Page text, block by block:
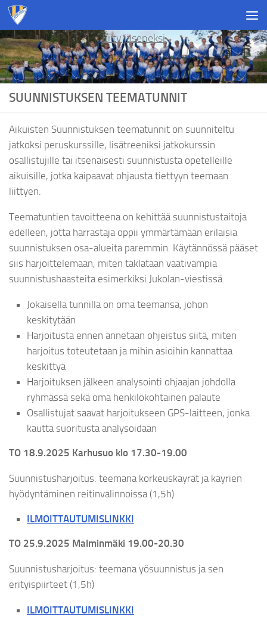
Skip to content
Liity jäseneksi
SUUNNISTUKSEN TEEMATUNNIT
Aikuisten Suunnistuksen teematunnit on suunniteltu
jatkoksi peruskurssille, lisätreeniksi jatkokurssin
osallistujille tai itsenäisesti suunnistusta opetelleille
aikuisille, jotka kaipaavat ohjausta tiettyyn teemaan
liittyen.
Teematuntien tavoitteena on kehittää suunnistustaitoja
edelleen, jotta harrastaja oppii ymmärtämään erilaisia
suunnistuksen osa-alueita paremmin. Käytännössä pääset
siis harjoittelemaan, miten taklataan vaativampia
suunnistushaasteita esimerkiksi Jukolan-viestissä.
Jokaisella tunnilla on oma teemansa, johon
keskitytään
Harjoitusta ennen annetaan ohjeistus siitä, miten
harjoitus toteutetaan ja mihin asioihin kannattaa
keskittyä
Harjoituksen jälkeen analysointi ohjaajan johdolla
ryhmässä sekä oma henkilökohtainen palaute
Osallistujat saavat harjoitukseen GPS-laitteen, jonka
kautta suoritusta analysoidaan
TO 18.9.2025 Karhusuo klo 17.30-19.00
Suunnistusharjoitus: teemana korkeuskäyrät ja käyrien
hyödyntäminen reitinvalinnoissa (1,5h)
ILMOITTAUTUMISLINKKI
TO 25.9.2025 Malminmäki 19.00-20.30
Suunnistusharjoitus: teemana yösuunnistus ja sen
erityispiirteet (1,5h)
ILMOITTAUTUMISLINKKI